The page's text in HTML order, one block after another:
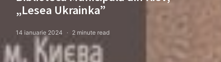
„Lesea Ukrainka”
14 ianuarie 2024 2 minute read